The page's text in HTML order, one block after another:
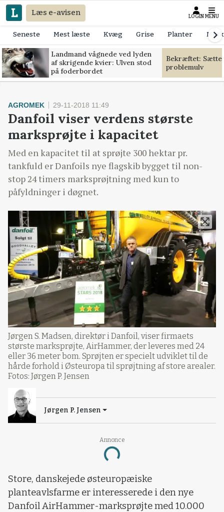
Læs e-avisen LOGIN MENU
Seneste Mest læste Kvæg Grise Planter
Landmand vågnede ved lyden
af skrigende kvier: Ulven stod
på foderbordet
Bekræftet:
problemulv
Annonce
Loading...
AGROMEK 29-11-2018 11:49
Danfoil viser verdens største
marksprøjte i kapacitet
Med en kapacitet til at sprøjte 300 hektar pr.
tankfuld er Danfoils nye flagskib bygget til non-
stop 24 timers marksprøjtning med kun to
påfyldninger i døgnet.
Jørgen S. Madsen, direktør i Danfoil, viser firmaets
største marksprøjte, AirHammer, der leveres med 24
eller 36 meter bom. Sprøjten er specielt udviklet til de
hårde forhold i Østeuropa til sprøjtning af store arealer.
Fotos: Jørgen P. Jensen
Jørgen P. Jensen
Store, danskejede østeuropæiske
planteavlsfarme er interesserede i den nye
Danfoil AirHammer-marksprøjte med 10.000